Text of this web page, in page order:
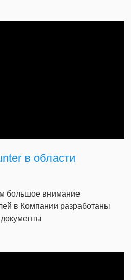
в области
большое внимание
в Компании разработаны